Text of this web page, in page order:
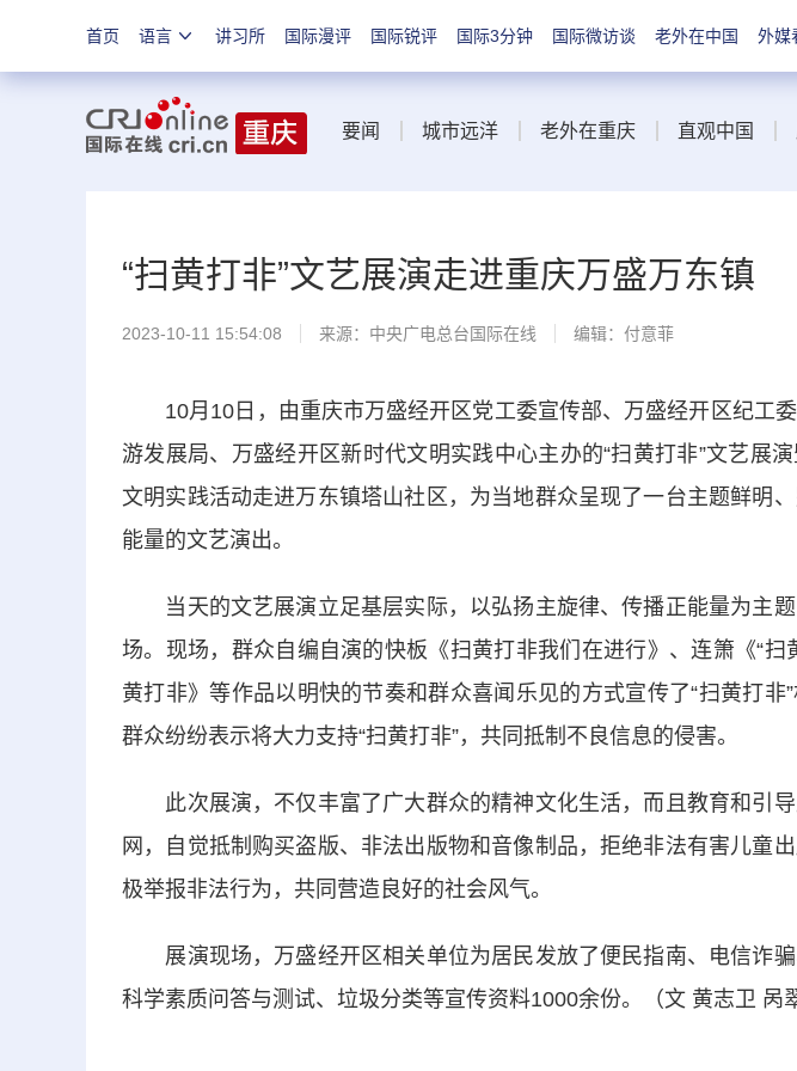
首页 语言 讲习所 国际漫评 国际锐评 国际3分钟 国际微访谈 老外在中国 外媒
要闻 城市远洋 老外在重庆 直观中国
“扫黄打非”文艺展演走进重庆万盛万东镇
2023-10-11 15:54:08 来源：中央广电总台国际在线 编辑：付意菲
10月10日，由重庆市万盛经开区党工委宣传部、万盛经开区纪工
游发展局、万盛经开区新时代文明实践中心主办的“扫黄打非”文艺展
文明实践活动走进万东镇塔山社区，为当地群众呈现了一台主题鲜明
能量的文艺演出。
当天的文艺展演立足基层实际，以弘扬主旋律、传播正能量为主题
场。现场，群众自编自演的快板《扫黄打非我们在进行》、连箫《“扫
黄打非》等作品以明快的节奏和群众喜闻乐见的方式宣传了“扫黄打非
群众纷纷表示将大力支持“扫黄打非”，共同抵制不良信息的侵害。
此次展演，不仅丰富了广大群众的精神文化生活，而且教育和引导
网，自觉抵制购买盗版、非法出版物和音像制品，拒绝非法有害儿童
极举报非法行为，共同营造良好的社会风气。
展演现场，万盛经开区相关单位为居民发放了便民指南、电信诈骗
科学素质问答与测试、垃圾分类等宣传资料1000余份。（文 黄志卫 呙